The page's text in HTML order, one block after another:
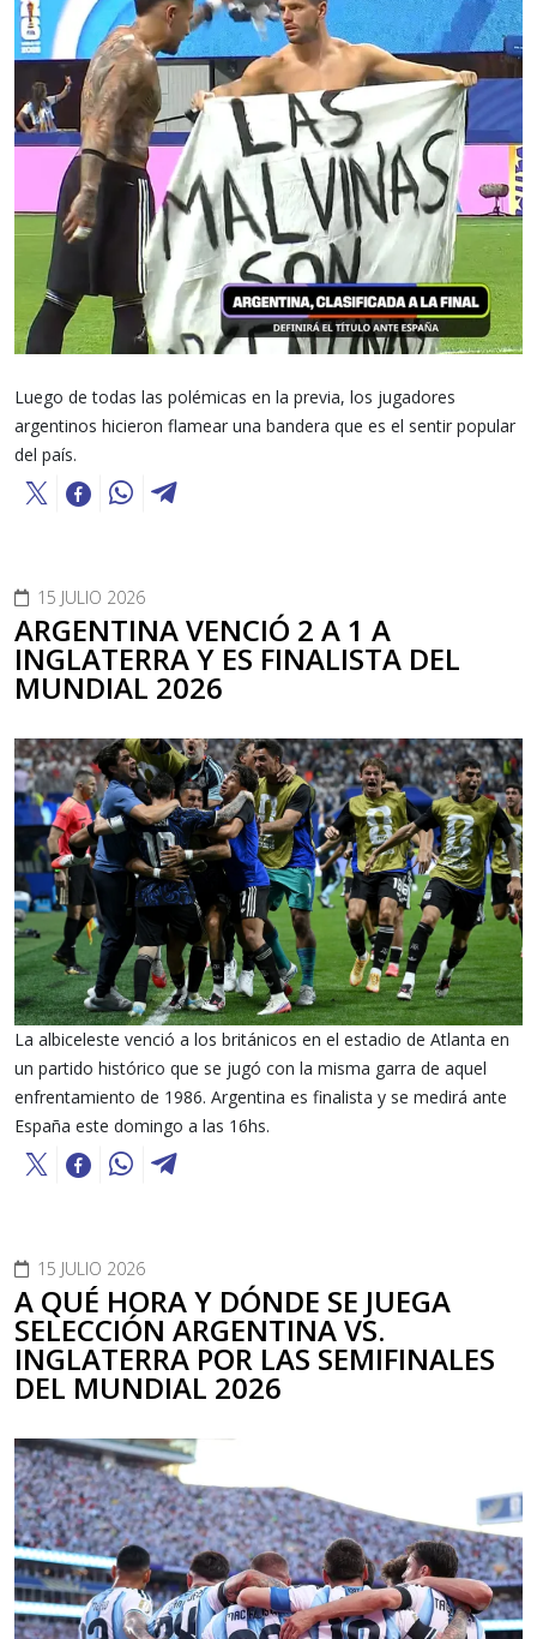
Luego de todas las polémicas en la previa, los jugadores
argentinos hicieron flamear una bandera que es el sentir popular
del país.
15 JULIO 2026
ARGENTINA VENCIÓ 2 A 1 A
INGLATERRA Y ES FINALISTA DEL
MUNDIAL 2026
La albiceleste venció a los británicos en el estadio de Atlanta en
un partido histórico que se jugó con la misma garra de aquel
enfrentamiento de 1986. Argentina es finalista y se medirá ante
España este domingo a las 16hs.
15 JULIO 2026
A QUÉ HORA Y DÓNDE SE JUEGA
SELECCIÓN ARGENTINA VS.
INGLATERRA POR LAS SEMIFINALES
DEL MUNDIAL 2026